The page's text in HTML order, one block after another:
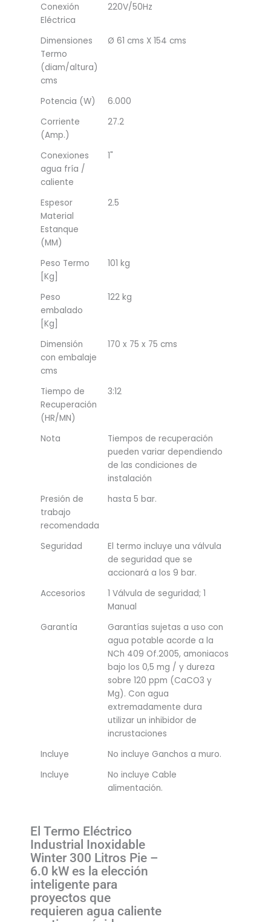
Conexión
Eléctrica
220V/50Hz
Dimensiones
Termo
(diam/altura)
cms
Ø 61 cms X 154 cms
Potencia (W)
6.000
Corriente
(Amp.)
27.2
Conexiones
agua fría /
caliente
1"
Espesor
Material
Estanque
(MM)
2.5
Peso Termo
[Kg]
101 kg
Peso
embalado
[Kg]
122 kg
Dimensión
con embalaje
cms
170 x 75 x 75 cms
Tiempo de
Recuperación
(HR/MN)
3:12
Nota
Tiempos de recuperación
pueden variar dependiendo
de las condiciones de
instalación
Presión de
trabajo
recomendada
hasta 5 bar.
Seguridad
El termo incluye una válvula
de seguridad que se
accionará a los 9 bar.
Accesorios
1 Válvula de seguridad; 1
Manual
Garantía
Garantías sujetas a uso con
agua potable acorde a la
NCh 409 Of.2005, amoniacos
bajo los 0,5 mg / y dureza
sobre 120 ppm (CaCO3 y
Mg). Con agua
extremadamente dura
utilizar un inhibidor de
incrustaciones
Incluye
No incluye Ganchos a muro.
Incluye
No incluye Cable
alimentación.
El Termo Eléctrico
Industrial Inoxidable
Winter 300 Litros Pie –
6.0 kW es la elección
inteligente para
proyectos que
requieren agua caliente